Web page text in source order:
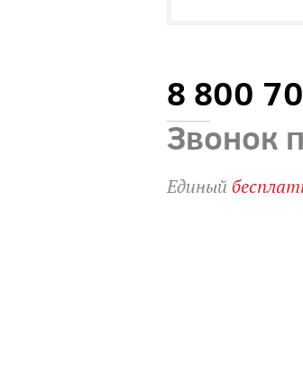
8 800
Звонок
Единый